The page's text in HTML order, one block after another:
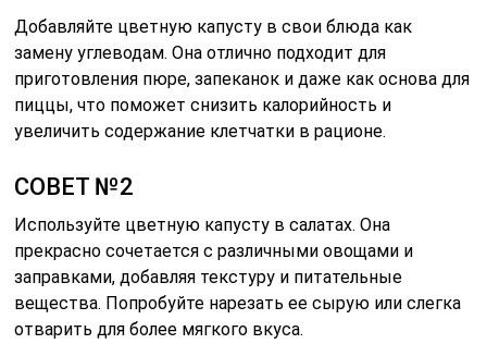
Добавляйте цветную капусту в свои блюда как
замену углеводам. Она отлично подходит для
приготовления пюре, запеканок и даже как основа для
пиццы, что поможет снизить калорийность и
увеличить содержание клетчатки в рационе.
СОВЕТ №2
Используйте цветную капусту в салатах. Она
прекрасно сочетается с различными овощами и
заправками, добавляя текстуру и питательные
вещества. Попробуйте нарезать ее сырую или слегка
отварить для более мягкого вкуса.